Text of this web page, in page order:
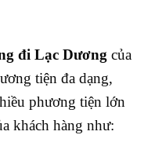
đi Lạc Dương của
tiện đa dạng,
phương tiện lớn
khách hàng như: